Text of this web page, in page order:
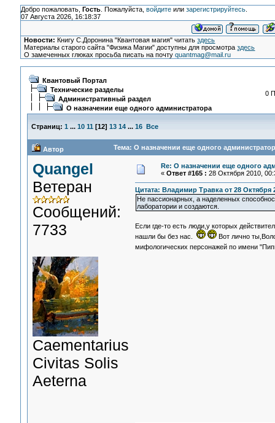
Добро пожаловать, Гость. Пожалуйста, войдитеили зарегистрируйтесь.
07 Августа 2026, 16:18:37
Новости: Книгу С.Доронина "Квантовая магия" читатьздесь
Материалы старого сайта "Физика Магии" доступны для просмотраздесь
О замеченных глюках просьба писать на почтуquantmag@mail.ru
Квантовый Портал
Технические разделы
Административный раздел
О назначении еще одного администратора
0
Страниц: 1 ... 10 11 [12] 13 14 ... 16 Все
Автор Тема: О назначении еще одного
Quangel
Ветеран
Сообщений:
7733
Сaementarius
Civitas Solis
Aeterna
Re: О назначении еще одного
« Ответ #165 : 28 Октября 2010,
Цитата: Владимир Травка от 28 Октября
Не пассионарных, а наделенных
лаборатории и создаются.
Если где-то есть люди,у которых
нашли бы без нас.
Вот лично
мифологических персонажей по имени